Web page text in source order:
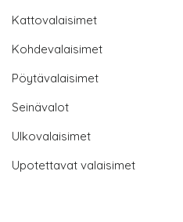
Kattovalaisimet
Kohdevalaisimet
Pöytävalaisimet
Seinävalot
Ulkovalaisimet
Upotettavat valaisimet